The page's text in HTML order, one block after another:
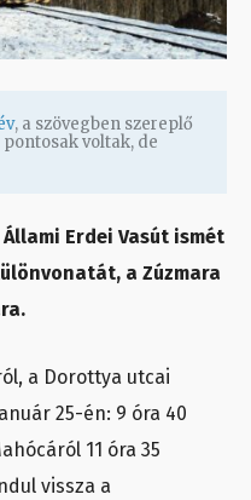
, a szövegben szereplő
voltak, de
Erdei Vasút ismét
a Zúzmara
a Dorottya utcai
25-én: 9 óra 40
11 óra 35
vissza a